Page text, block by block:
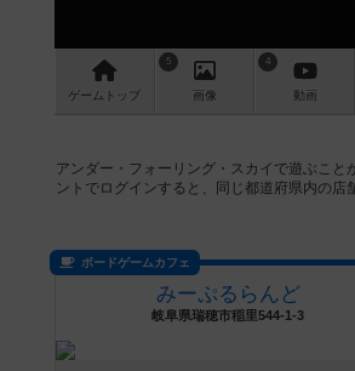
ゲーム トップ
5
画像
4
動画
アンダー・フォーリング・スカイで遊ぶこ
ントでログインすると、同じ都道府県内の店
ボードゲームカフェ
みーぷるらんど
岐阜県瑞穂市稲里544-1-3